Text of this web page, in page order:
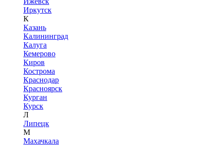
Иркутск
К
Казань
Калининград
Калуга
Кемерово
Киров
Кострома
Краснодар
Красноярск
Курган
Курск
Л
Липецк
М
Махачкала